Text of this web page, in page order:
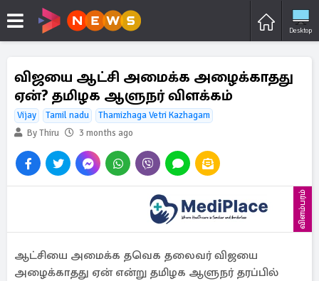
Desktop
விஜயை ஆட்சி அமைக்க அழைக்காதது
ஏன்? தமிழக ஆளுநர் விளக்கம்
Vijay Tamil nadu
Thamizhaga Vetri Kazhagam
By Thiru
3 months ago
விளம்பரம்
ஆட்சியை அமைக்க தவெக தலைவர் விஜயை
அழைக்காதது ஏன் என்று தமிழக ஆளுநர் தரப்பில்